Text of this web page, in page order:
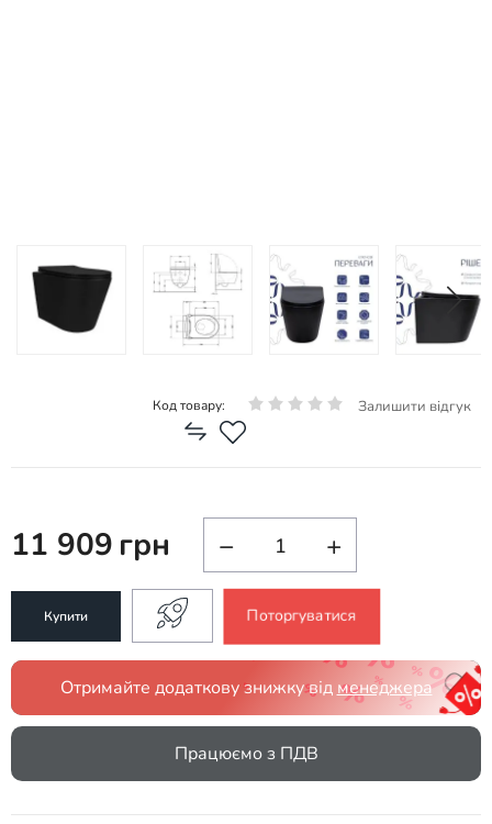
Код товару: Залишити відгук
11 909 грн − +
Купити Поторгуватися
Отримайте додаткову знижку від менеджера
Працюємо з ПДВ